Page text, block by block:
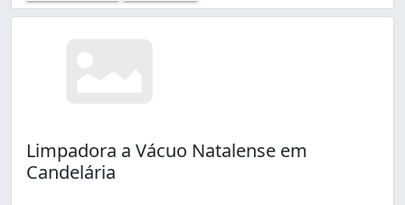
Limpadora a Vácuo Natalense em
Candelária